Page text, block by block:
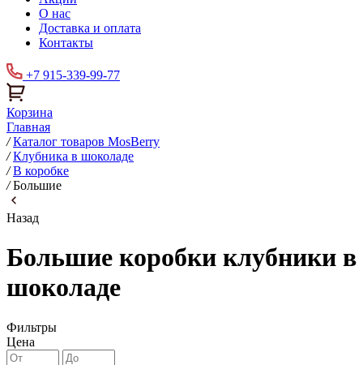
О нас
Доставка и оплата
Контакты
+7 915-339-99-77
Корзина
Главная
/ Каталог товаров MosBerry
/ Клубника в шоколаде
/ В коробке
/ Большие
Назад
Большие коробки клубники в
шоколаде
Фильтры
Цена